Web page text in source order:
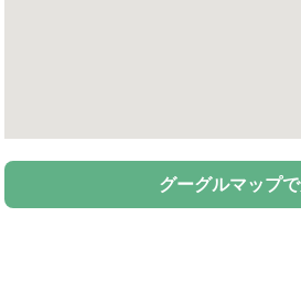
グーグルマップ